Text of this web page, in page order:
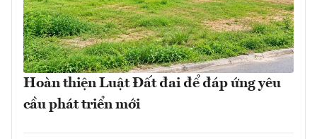
Hoàn thiện Luật Đất đai để đáp ứng yêu
cầu phát triển mới